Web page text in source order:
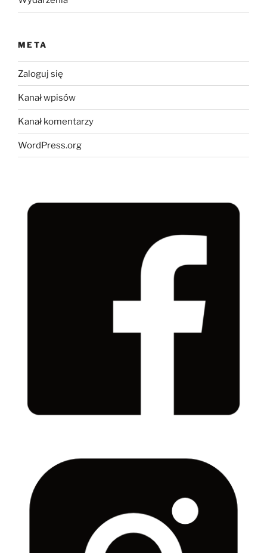
META
Zaloguj się
Kanał wpisów
Kanał komentarzy
WordPress.org